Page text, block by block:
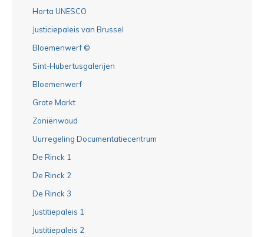
Horta UNESCO
Justiciepaleis van Brussel
Bloemenwerf ©
Sint-Hubertusgalerijen
Bloemenwerf
Grote Markt
Zoniënwoud
Uurregeling Documentatiecentrum
De Rinck 1
De Rinck 2
De Rinck 3
Justitiepaleis 1
Justitiepaleis 2